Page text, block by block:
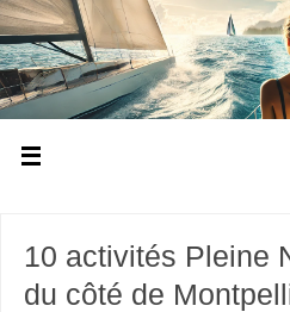
10 activités Pleine
du côté de